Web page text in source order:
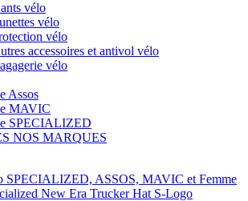
vélo
vélo
vélo
accessoires et antivol vélo
vélo
Assos
MAVIC
SPECIALIZED
NOS MARQUES
SPECIALIZED, ASSOS, MAVIC et Femme
New Era Trucker Hat S-Logo